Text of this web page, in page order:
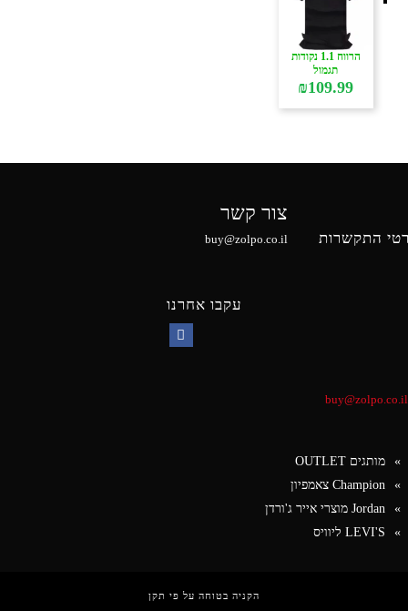
הרווח 1.1 נקודות
תגמול
₪109.99
התקשרות
צור קשר
buy@zolpo.co.il
עקבו אחרנו
buy@zolpo.co.il
מותגים OUTLET
Champion צאמפיון
Jordan מוצרי אייר ג'ורדן
LEVI'S ליוויס
הקניה בטוחה על פי תקן